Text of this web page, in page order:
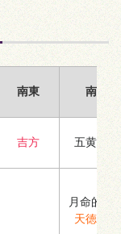
南東 南
吉方 五黄殺
月命的殺
天徳合